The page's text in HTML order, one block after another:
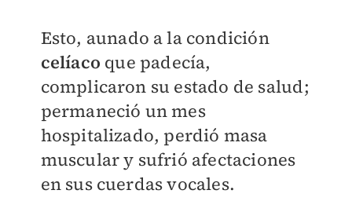
Esto, aunado a la condición
celíaco que padecía,
complicaron su estado de salud;
permaneció un mes
hospitalizado, perdió masa
muscular y sufrió afectaciones
en sus cuerdas vocales.